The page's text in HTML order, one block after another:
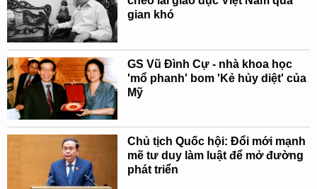
gian khó
GS Vũ Đình Cự - nhà khoa học
'mổ phanh' bom 'Kẻ hủy diệt' của
Mỹ
Chủ tịch Quốc hội: Đổi mới mạnh
mẽ tư duy làm luật để mở đường
phát triển